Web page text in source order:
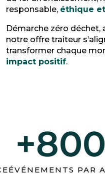
responsable, éthique
Démarche zéro
notre offre traiteur
transformer chaque
impact positif.
+800
ÉVÉNEMENTS PAR